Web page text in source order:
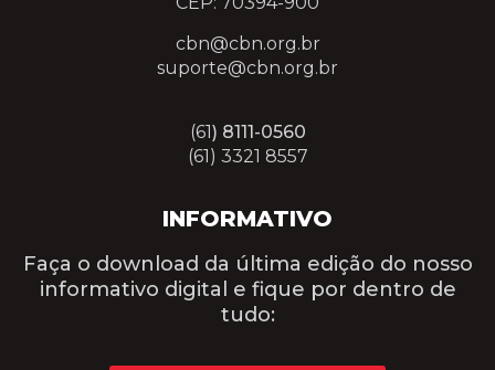
INFORMATIVO
Faça o download da última edição do nosso
informativo digital e fique por dentro de
tudo:
cbn@cbn.org.br
suporte@cbn.org.br
(61) 8111-0560
(61) 3321 8557